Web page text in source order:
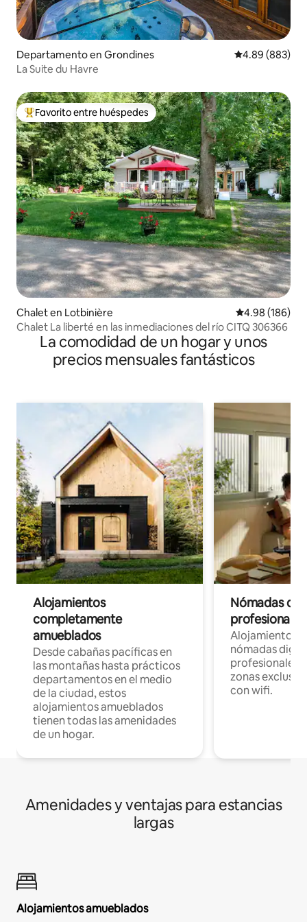
Departamento en Grondines Calificación
4.89 (883)
La Suite du Havre
De los mejores en Favorito entre huéspedes
Favorito entre huéspedes
Chalet en Lotbinière Calificación
4.98 (186)
Chalet La liberté en las inmediaciones del río CITQ 306366
La comodidad de un hogar y unos
precios mensuales fantásticos
Alojamientos
completamente
amueblados
Desde cabañas pacíficas en
las montañas hasta prácticos
departamentos en el medio
de la ciudad, estos
alojamientos amueblados
tienen todas las amenidades
de un hogar.
Nómadas
Alojamientos
nómadas
profesionales
zonas
con wifi.
Amenidades y ventajas para estancias
largas
Alojamientos amueblados